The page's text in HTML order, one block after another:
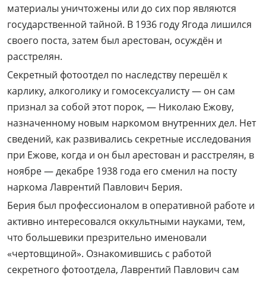
материалы уничтожены или до сих пор являются
государственной тайной. В 1936 году Ягода лишился
своего поста, затем был арестован, осуждён и
расстрелян.
Секретный фотоотдел по наследству перешёл к
карлику, алкоголику и гомосексуалисту — он сам
признал за собой этот порок, — Николаю Ежову,
назначенному новым наркомом внутренних дел. Нет
сведений, как развивались секретные исследования
при Ежове, когда и он был арестован и расстрелян, в
ноябре — декабре 1938 года его сменил на посту
наркома Лаврентий Павлович Берия.
Берия был профессионалом в оперативной работе и
активно интересовался оккультными науками, тем,
что большевики презрительно именовали
«чертовщиной». Ознакомившись с работой
секретного фотоотдела, Лаврентий Павлович сам